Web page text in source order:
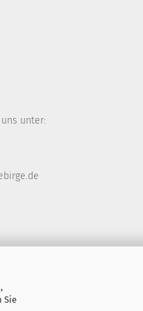
Sie
unter: